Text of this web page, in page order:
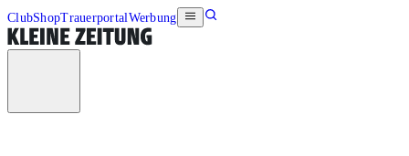
ClubShopTrauerportalWerbung